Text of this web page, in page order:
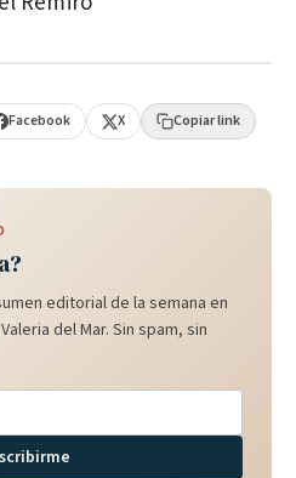
Facebook X Copiar link
editorial de la semana en
del Mar. Sin spam, sin